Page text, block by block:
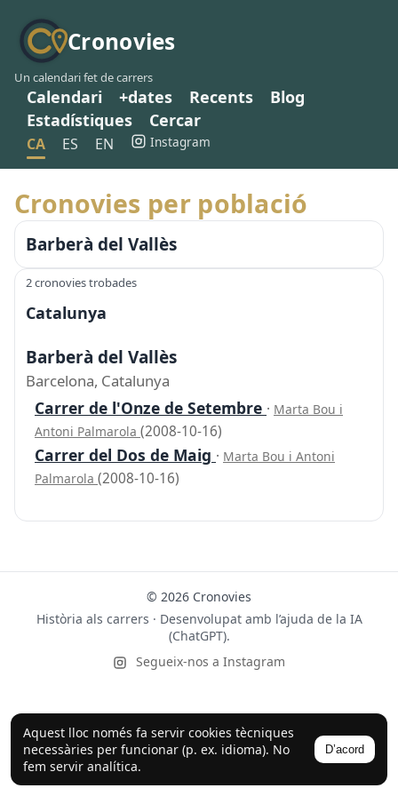
Cronovies
Un calendari fet de carrers
Calendari +dates Recents
Blog
Estadístiques
Cercar
CA ES EN Instagram
Aquest lloc només fa servir cookies tècniques
necessàries per funcionar (p. ex. idioma). No
fem servir analítica.
D’acord
Cronovies per població
Barberà del Vallès
2 cronovies trobades
Catalunya
Barberà del Vallès
Barcelona, Catalunya
Carrer de l'Onze de Setembre · Marta Bou i
Antoni Palmarola (2008-10-16)
Carrer del Dos de Maig · Marta Bou i Antoni
Palmarola (2008-10-16)
© 2026 Cronovies
Història als carrers · Desenvolupat amb l’ajuda de la IA
(ChatGPT).
Segueix-nos a Instagram